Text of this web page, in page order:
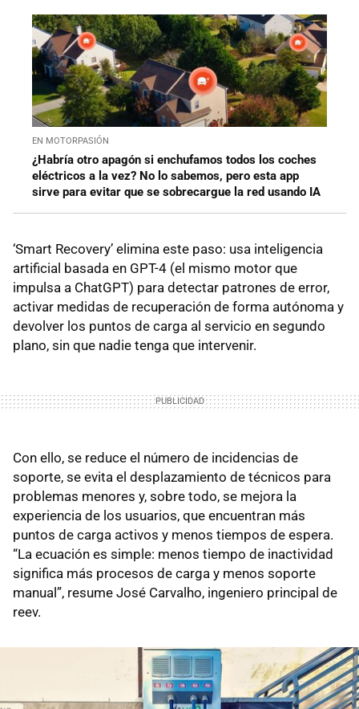
EN MOTORPASIÓN
¿Habría otro apagón si enchufamos todos los coches
eléctricos a la vez? No lo sabemos, pero esta app
sirve para evitar que se sobrecargue la red usando IA
‘Smart Recovery’ elimina este paso: usa inteligencia
artificial basada en GPT-4 (el mismo motor que
impulsa a ChatGPT) para detectar patrones de error,
activar medidas de recuperación de forma autónoma y
devolver los puntos de carga al servicio en segundo
plano, sin que nadie tenga que intervenir.
Con ello, se reduce el número de incidencias de
soporte, se evita el desplazamiento de técnicos para
problemas menores y, sobre todo, se mejora la
experiencia de los usuarios, que encuentran más
puntos de carga activos y menos tiempos de espera.
“La ecuación es simple: menos tiempo de inactividad
significa más procesos de carga y menos soporte
manual”, resume José Carvalho, ingeniero principal de
reev.